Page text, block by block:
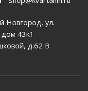
ул.
дом 43к1
д.62 В